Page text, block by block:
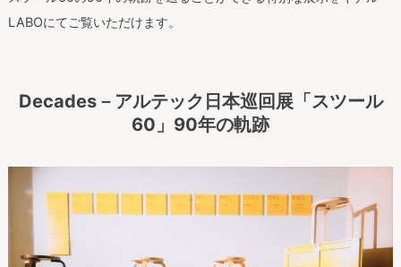
LABOにてご覧いただけます。
Decades－アルテック日本巡回展「スツール
60」90年の軌跡